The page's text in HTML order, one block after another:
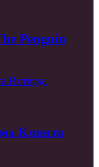
Penguin
Иствуда
Клинта